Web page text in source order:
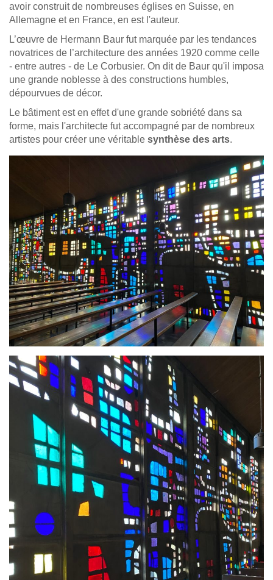
avoir construit de nombreuses églises en Suisse, en
Allemagne et en France, en est l'auteur.
L’œuvre de Hermann Baur fut marquée par les tendances
novatrices de l’architecture des années 1920 comme celle
- entre autres - de Le Corbusier. On dit de Baur qu'il imposa
une grande noblesse à des constructions humbles,
dépourvues de décor.
Le bâtiment est en effet d'une grande sobriété dans sa
forme, mais l'architecte fut accompagné par de nombreux
artistes pour créer une véritable synthèse des arts.